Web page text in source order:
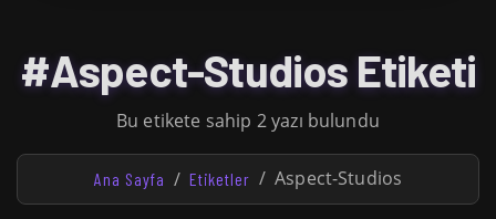
#Aspect-Studios Etiketi
Bu etikete sahip 2 yazı bulundu
Ana Sayfa Etiketler Aspect-Studios